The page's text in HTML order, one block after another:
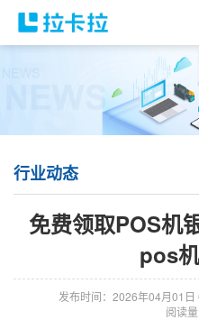
行业动态
免费领取POS机
pos
发布时间：2026年04月01日
阅读